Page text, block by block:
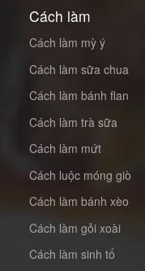
Cách làm
Cách làm mỳ ý
Cách làm sữa chua
Cách làm bánh flan
Cách làm trà sữa
Cách làm mứt
Cách luộc móng giò
Cách làm bánh xèo
Cách làm gỏi xoài
Cách làm sinh tố